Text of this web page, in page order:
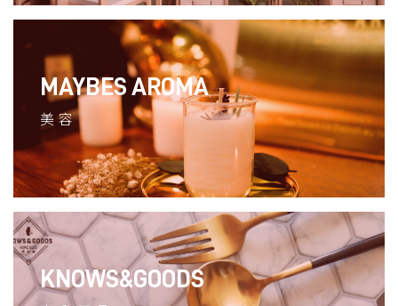
MAYBES AROMA
美容
KNOWS&GOODS